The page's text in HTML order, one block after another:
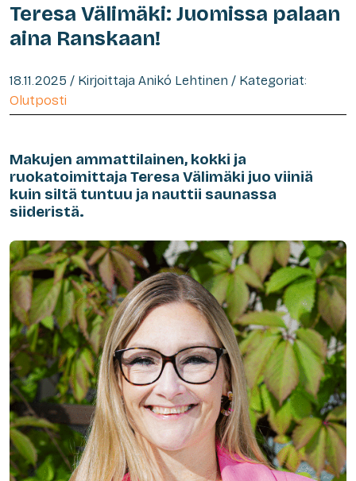
Teresa Välimäki: Juomissa palaan
aina Ranskaan!
18.11.2025 / Kirjoittaja Anikó Lehtinen / Kategoriat:
Olutposti
Makujen ammattilainen, kokki ja
ruokatoimittaja Teresa Välimäki juo viiniä
kuin siltä tuntuu ja nauttii saunassa
siideristä.